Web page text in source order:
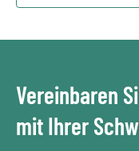
Vereinbaren
mit Ihrer